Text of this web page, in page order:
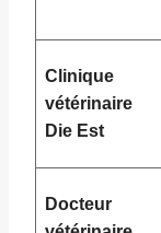
Clinique
vétérinaire
Die Est
Docteur